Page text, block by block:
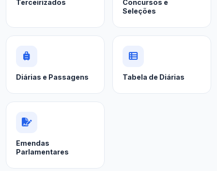
Terceirizados
Concursos e
Seleções
Diárias e Passagens Tabela de Diárias
Emendas
Parlamentares